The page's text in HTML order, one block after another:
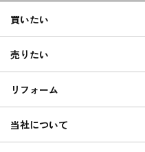
買いたい
売りたい
リフォーム
当社について